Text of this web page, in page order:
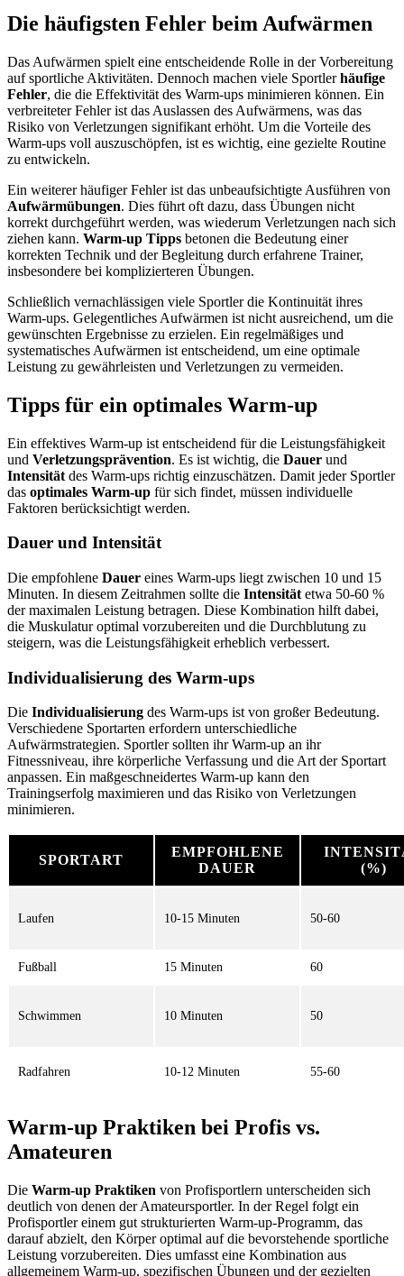
Die häufigsten Fehler beim Aufwärmen
Das Aufwärmen spielt eine entscheidende Rolle in der Vorbereitung
auf sportliche Aktivitäten. Dennoch machen viele Sportlerhäufige
Fehler, die die Effektivität des Warm-ups minimieren können. Ein
verbreiteter Fehler ist das Auslassen des Aufwärmens, was das
Risiko von Verletzungen signifikant erhöht. Um die Vorteile des
Warm-ups voll auszuschöpfen, ist es wichtig, eine gezielte Routine
zu entwickeln.
Ein weiterer häufiger Fehler ist das unbeaufsichtigte Ausführen von
Aufwärmübungen. Dies führt oft dazu, dass Übungen nicht
korrekt durchgeführt werden, was wiederum Verletzungen nach sich
ziehen kann. Warm-up Tipps betonen die Bedeutung einer
korrekten Technik und der Begleitung durch erfahrene Trainer,
insbesondere bei komplizierteren Übungen.
Schließlich vernachlässigen viele Sportler die Kontinuität ihres
Warm-ups. Gelegentliches Aufwärmen ist nicht ausreichend, um die
gewünschten Ergebnisse zu erzielen. Ein regelmäßiges und
systematisches Aufwärmen ist entscheidend, um eine optimale
Leistung zu gewährleisten und Verletzungen zu vermeiden.
Tipps für ein optimales Warm-up
Ein effektives Warm-up ist entscheidend für die Leistungsfähigkeit
und Verletzungsprävention. Es ist wichtig, die Dauer und
Intensität des Warm-ups richtig einzuschätzen. Damit jeder Sportler
das optimales Warm-up für sich findet, müssen individuelle
Faktoren berücksichtigt werden.
Dauer und Intensität
Die empfohlene Dauer eines Warm-ups liegt zwischen 10 und 15
Minuten. In diesem Zeitrahmen sollte die Intensität etwa 50-60 %
der maximalen Leistung betragen. Diese Kombination hilft dabei,
die Muskulatur optimal vorzubereiten und die Durchblutung zu
steigern, was die Leistungsfähigkeit erheblich verbessert.
Individualisierung des Warm-ups
Die Individualisierung des Warm-ups ist von großer Bedeutung.
Verschiedene Sportarten erfordern unterschiedliche
Aufwärmstrategien. Sportler sollten ihr Warm-up an ihr
Fitnessniveau, ihre körperliche Verfassung und die Art der Sportart
anpassen. Ein maßgeschneidertes Warm-up kann den
Trainingserfolg maximieren und das Risiko von Verletzungen
minimieren.
SPORTART
EMPFOHLENE
DAUER
(%)
Laufen 10-15 Minuten 50-60
Fußball 15 Minuten 60
Schwimmen 10 Minuten 50
Radfahren 10-12 Minuten 55-60
Warm-up Praktiken bei Profis vs.
Amateuren
Die Warm-up Praktiken von Profisportlern unterscheiden sich
deutlich von denen der Amateursportler. In der Regel folgt ein
Profisportler einem gut strukturierten Warm-up-Programm, das
darauf abzielt, den Körper optimal auf die bevorstehende sportliche
Leistung vorzubereiten. Dies umfasst eine Kombination aus
allgemeinem Warm-up, spezifischen Übungen und der gezielten